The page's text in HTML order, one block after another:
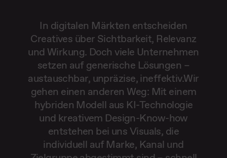
In digitalen Märkten entscheiden
Creatives über Sichtbarkeit, Relevanz
und Wirkung. Doch viele Unternehmen
setzen auf generische Lösungen –
austauschbar, unpräzise, ineffektiv.Wir
gehen einen anderen Weg: Mit einem
hybriden Modell aus KI-Technologie
und kreativem Design-Know-how
entstehen bei uns Visuals, die
individuell auf Marke, Kanal und